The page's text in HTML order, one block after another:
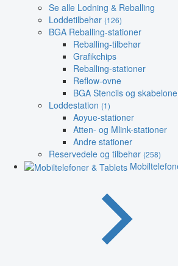
Se alle Lodning & Reballing
Loddetilbehør (126)
BGA Reballing-stationer
Reballing-tilbehør
Grafikchips
Reballing-stationer
Reflow-ovne
BGA Stencils og
Loddestation (1)
Aoyue-stationer
Atten- og Mlink-stationer
Andre stationer
Reservedele og tilbehør (258)